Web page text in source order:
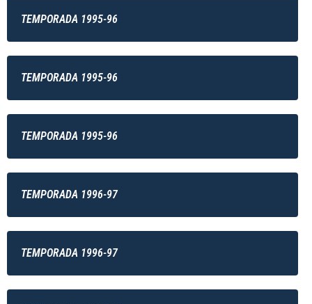
TEMPORADA 1995-96
TEMPORADA 1995-96
TEMPORADA 1995-96
TEMPORADA 1996-97
TEMPORADA 1996-97